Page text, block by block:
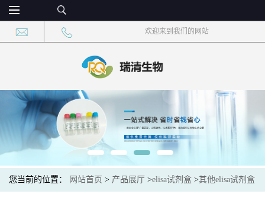
欢迎来到我们的网站
您当前的位置： 网站首页 > 产品展厅 >elisa试剂盒 >其他elisa试剂盒